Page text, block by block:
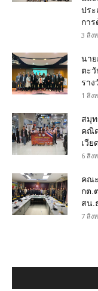
ประ
กา
3 สิง
นา
ตะวั
ราง
1 สิง
สมุ
คณิ
เวีย
6 สิง
คณ
กต.
สน.
7 สิง